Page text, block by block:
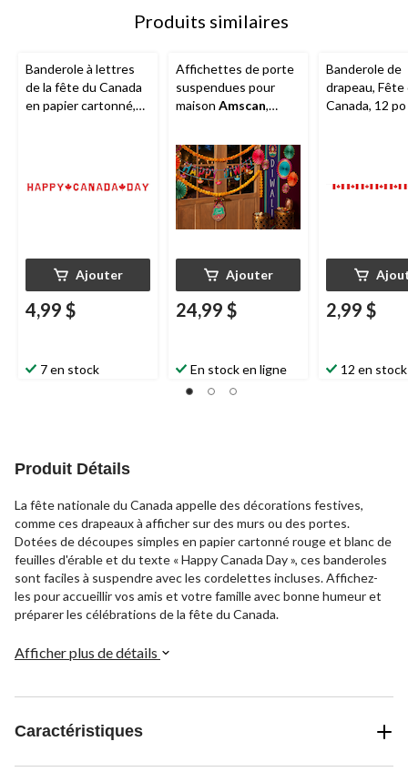
Produits similaires
Banderole à lettres
de la fête du Canada
en papier cartonné,
Ajouter
4,99 $
7 en stock
Affichettes de porte
suspendues pour
maison Amscan,
Ajouter
24,99 $
En stock en ligne
Banderole de
drapeau, Fête
Canada, 12 po
2,99 $
12 en stock
Produit Détails
La fête nationale du Canada appelle des décorations festives,
comme ces drapeaux à afficher sur des murs ou des portes.
Dotées de découpes simples en papier cartonné rouge et blanc de
feuilles d'érable et du texte « Happy Canada Day », ces banderoles
sont faciles à suspendre avec les cordelettes incluses. Affichez-
les pour accueillir vos amis et votre famille avec bonne humeur et
préparer les célébrations de la fête du Canada.
Afficher plus de détails
Caractéristiques